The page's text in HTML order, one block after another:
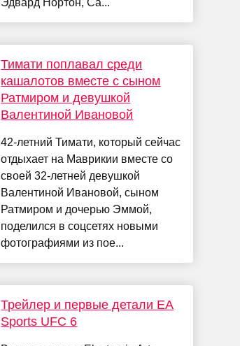
Эдвард Нортон, Са...
Тимати поплавал среди
кашалотов вместе с сыном
Ратмиром и девушкой
Валентиной Ивановой
42-летний Тимати, который сейчас
отдыхает на Маврикии вместе со
своей 32-летней девушкой
Валентиной Ивановой, сыном
Ратмиром и дочерью Эммой,
поделился в соцсетях новыми
фотографиями из пое...
Трейлер и первые детали EA
Sports UFC 6